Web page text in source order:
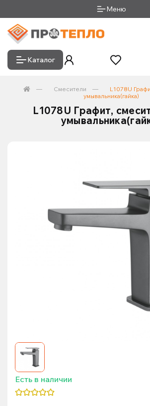
Меню
Каталог
Смесители
L1078U
умывальника(гайка)
L1078U Графит,
Есть в наличии